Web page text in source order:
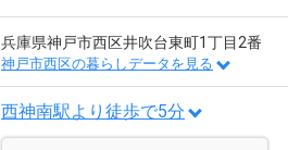
兵庫県神戸市西区井吹台東町1丁目2番
神戸市西区の暮らしデータを見る
西神南駅より徒歩で5分